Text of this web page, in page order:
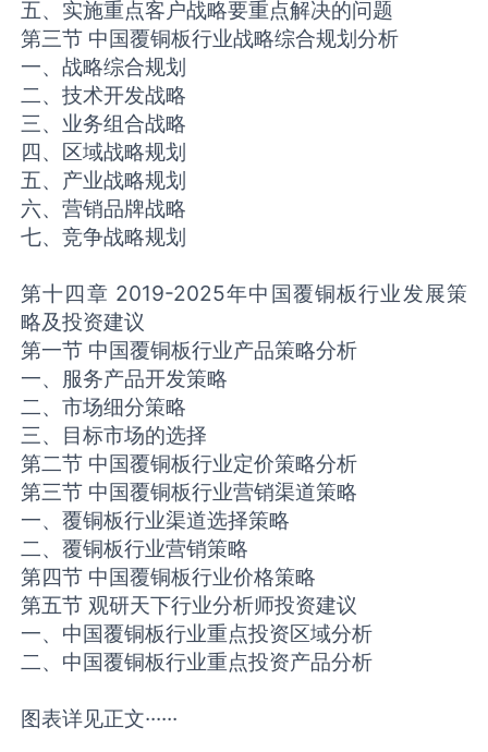
五、实施重点客户战略要重点解决的问题
第三节 中国覆铜板行业战略综合规划分析
一、战略综合规划
二、技术开发战略
三、业务组合战略
四、区域战略规划
五、产业战略规划
六、营销品牌战略
七、竞争战略规划
第十四章 2019-2025年中国覆铜板行业发展策
略及投资建议
第一节 中国覆铜板行业产品策略分析
一、服务产品开发策略
二、市场细分策略
三、目标市场的选择
第二节 中国覆铜板行业定价策略分析
第三节 中国覆铜板行业营销渠道策略
一、覆铜板行业渠道选择策略
二、覆铜板行业营销策略
第四节 中国覆铜板行业价格策略
第五节 观研天下行业分析师投资建议
一、中国覆铜板行业重点投资区域分析
二、中国覆铜板行业重点投资产品分析
图表详见正文······